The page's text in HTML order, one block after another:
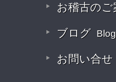
お稽古の
ブログ Blog
お問い合せ